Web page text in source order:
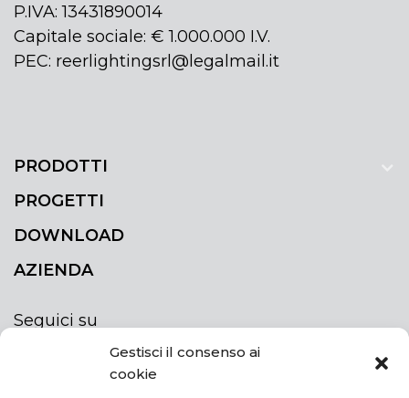
Gestisci il consenso ai
cookie
P.IVA: 13431890014
Capitale sociale: € 1.000.000 I.V.
PEC: reerlightingsrl@legalmail.it
PRODOTTI
PROGETTI
DOWNLOAD
AZIENDA
Seguici su